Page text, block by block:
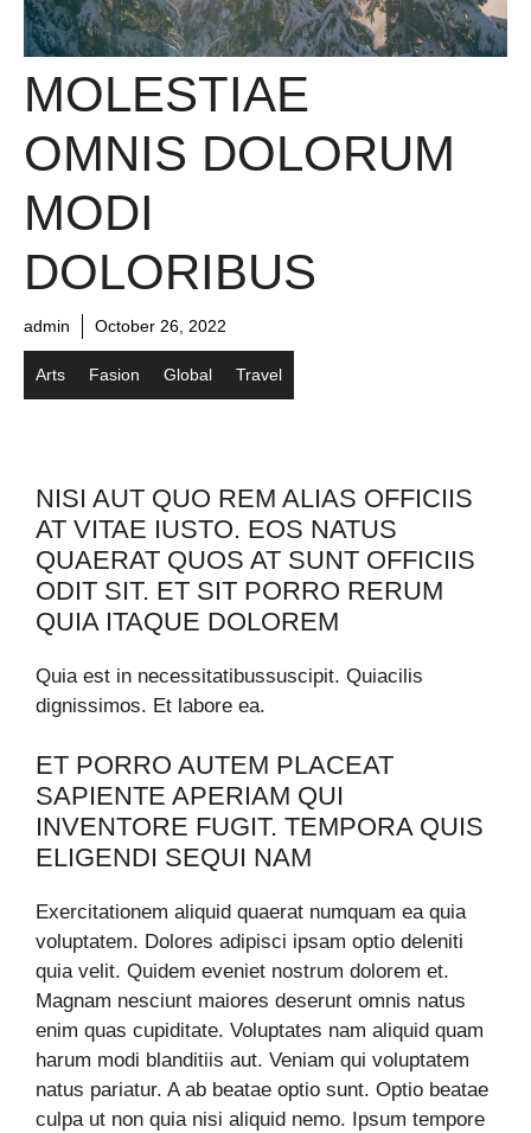
MOLESTIAE
OMNIS DOLORUM
MODI
DOLORIBUS
admin October 26, 2022
Arts Fasion Global Travel
NISI AUT QUO REM ALIAS OFFICIIS
AT VITAE IUSTO. EOS NATUS
QUAERAT QUOS AT SUNT OFFICIIS
ODIT SIT. ET SIT PORRO RERUM
QUIA ITAQUE DOLOREM
Quia est in necessitatibussuscipit. Quiacilis
dignissimos. Et labore ea.
ET PORRO AUTEM PLACEAT
SAPIENTE APERIAM QUI
INVENTORE FUGIT. TEMPORA QUIS
ELIGENDI SEQUI NAM
Exercitationem aliquid quaerat numquam ea quia
voluptatem. Dolores adipisci ipsam optio deleniti
quia velit. Quidem eveniet nostrum dolorem et.
Magnam nesciunt maiores deserunt omnis natus
enim quas cupiditate. Voluptates nam aliquid quam
harum modi blanditiis aut. Veniam qui voluptatem
natus pariatur. A ab beatae optio sunt. Optio beatae
culpa ut non quia nisi aliquid nemo. Ipsum tempore